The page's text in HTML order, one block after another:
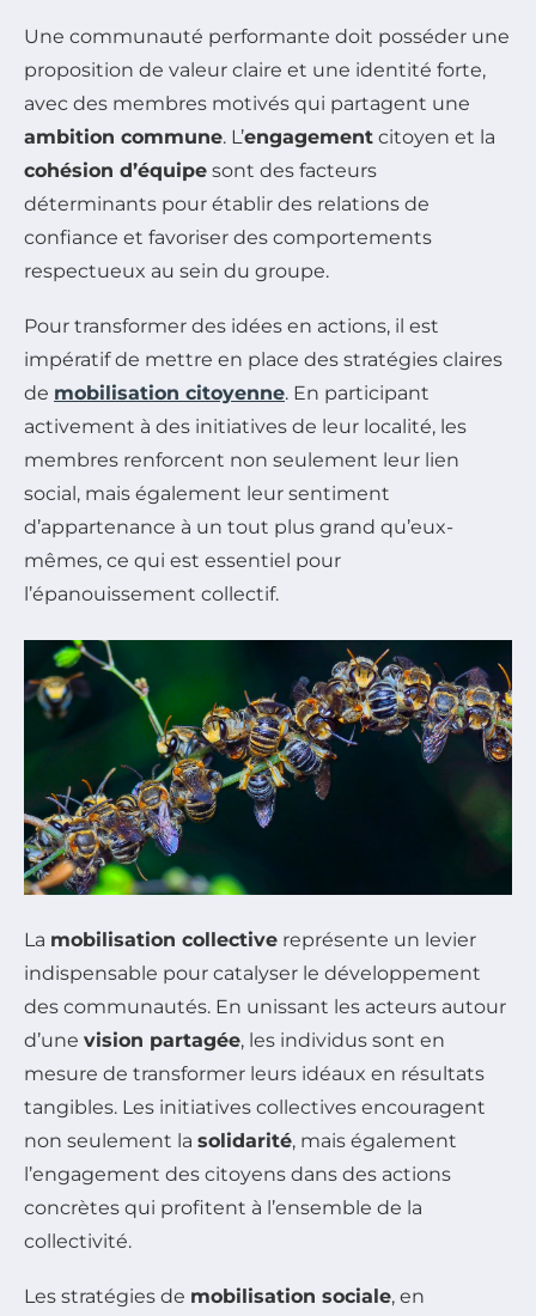
Une communauté performante doit posséder une
proposition de valeur claire et une identité forte,
avec des membres motivés qui partagent une
ambition commune. L’engagement citoyen et la
cohésion d’équipe sont des facteurs
déterminants pour établir des relations de
confiance et favoriser des comportements
respectueux au sein du groupe.
Pour transformer des idées en actions, il est
impératif de mettre en place des stratégies claires
de mobilisation citoyenne. En participant
activement à des initiatives de leur localité, les
membres renforcent non seulement leur lien
social, mais également leur sentiment
d’appartenance à un tout plus grand qu’eux-
mêmes, ce qui est essentiel pour
l’épanouissement collectif.
La mobilisation collective représente un levier
indispensable pour catalyser le développement
des communautés. En unissant les acteurs autour
d’une vision partagée, les individus sont en
mesure de transformer leurs idéaux en résultats
tangibles. Les initiatives collectives encouragent
non seulement la solidarité, mais également
l’engagement des citoyens dans des actions
concrètes qui profitent à l’ensemble de la
collectivité.
Les stratégies de mobilisation sociale, en